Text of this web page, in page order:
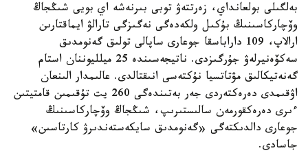
بەلگىلى بولعانداي، زەرتتەۋ توبى بىرنەشە اي بويى شىڭجاڭ
وۆچاركاسىنىڭ بۇكىل ولكەدەگى نەگىزگى تارالۋ ايماقتارىن
ارالاپ، 109 داراباسقا جوعارى ساپالى تولىق گەنومدىق
سەكۆەنيرلەۋ جۇرگىزدى. ناتيجەسىندە 25 ميلليوننان استام
گەنەتيكالىق مۋتاتسيا نۇكتەسى انىقتالدى. عالىمدار الىنعان
اۋقىمدى دەرەكتەردى جەر بەتىندەگى 260 يت تۇقىمىن قامتيتىن
ءىرى دەرەكقورمەن سالىستىرىپ، شىڭجاڭ وۆچاركاسىنىڭ
جوعارى دالدىكتەگى «گەنومدىق سايكەستەندىرۋ كارتاسىن»
جاسادى.